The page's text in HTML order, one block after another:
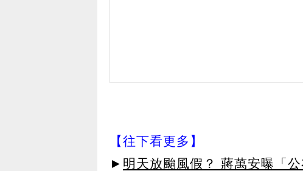
【往下看更多】
► 明天放颱風假？ 蔣萬安曝「